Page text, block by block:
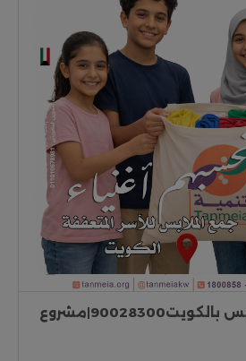
لجنة صدقات الملابس بالكويت90028300|مشروع